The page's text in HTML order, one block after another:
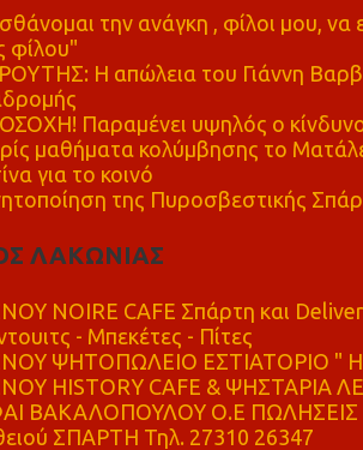
την ανάγκη , φίλοι μου,
φίλου"
Η απώλεια του Γιάννη
Παραμένει υψηλός ο
μαθήματα κολύμβησης το
για το κοινό
της Πυροσβεστικής
ΛΑΚΩΝΙΑΣ
NOIRE CAFE Σπάρτη και
- Μπεκέτες - Πίτες
ΨΗΤΟΠΩΛΕΙΟ ΕΣΤΙΑΤΟΡΙΟ "
HISTORY CAFE & ΨΗΣΤΑΡΙΑ
ΒΑΚΑΛΟΠΟΥΛΟΥ Ο.Ε ΠΩΛΗΣΕΙΣ
ΣΠΑΡΤΗ Τηλ. 27310 26347